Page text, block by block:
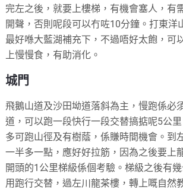
完左之後，就要上樓梯，有機會塞人，有
開聲，否則呢段可以冇咗10分鐘。打東洋
最好喺大藍湖補充下，不過唔好太飽，可
上慢慢食，有助消化。
城門
飛鵝山道及沙田坳道落斜為主，慢跑係必
道，可以跑一段快行一段交替搞掂呢5公
多可跑山徑及有樹蔭，係賺時間機會。到
一半多一點，應好好拉筋，因為之後要上
開頭的1公里梯級係個考驗。梯級之後有
用跑行交替，過左川龍茶樓，轉上嘅自然